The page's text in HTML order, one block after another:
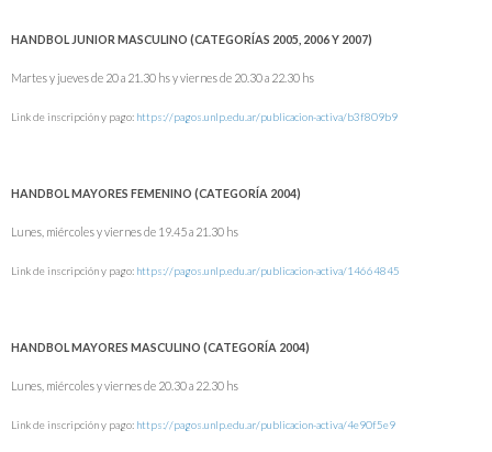
HANDBOL JUNIOR MASCULINO (CATEGORÍAS 2005, 2006 Y 2007)
Martes y jueves de 20 a 21.30 hs y viernes de 20.30 a 22.30 hs
Link de inscripción y pago: https://pagos.unlp.edu.ar/publicacion-activa/b3f809b9
HANDBOL MAYORES FEMENINO (CATEGORÍA 2004)
Lunes, miércoles y viernes de 19.45 a 21.30 hs
Link de inscripción y pago: https://pagos.unlp.edu.ar/publicacion-activa/14664845
HANDBOL MAYORES MASCULINO (CATEGORÍA 2004)
Lunes, miércoles y viernes de 20.30 a 22.30 hs
Link de inscripción y pago: https://pagos.unlp.edu.ar/publicacion-activa/4e90f5e9